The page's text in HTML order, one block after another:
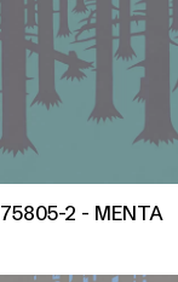
75805-2 - MENTA